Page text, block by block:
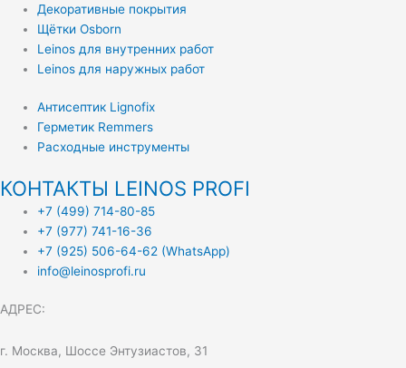
Декоративные покрытия
Щётки Osborn
Leinos для внутренних работ
Leinos для наружных работ
Антисептик Lignofix
Герметик Remmers
Расходные инструменты
КОНТАКТЫ LEINOS PROFI
+7 (499) 714-80-85
+7 (977) 741-16-36
+7 (925) 506-64-62 (WhatsApp)
info@leinosprofi.ru
АДРЕС:
г. Москва, Шоссе Энтузиастов, 31